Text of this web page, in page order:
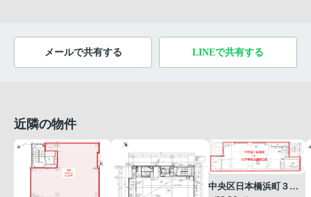
メールで共有する LINEで共有する
近隣の物件
中央区日本橋浜町３丁目